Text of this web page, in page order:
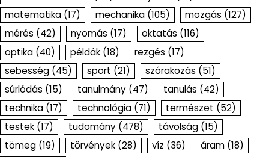
matematika (17) mechanika (105) mozgás (127)
mérés (42) nyomás (17) oktatás (116)
optika (40) példák (18) rezgés (17)
sebesség (45) sport (21) szórakozás (51)
súrlódás (15) tanulmány (47) tanulás (42)
technika (17) technológia (71) természet (52)
testek (17) tudomány (478) távolság (15)
tömeg (19) törvények (28) víz (36) áram (18)